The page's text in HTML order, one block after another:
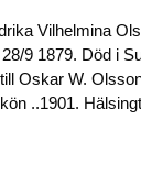
Vilhelmina
9 1879. Död i
Oskar W.
..1901.